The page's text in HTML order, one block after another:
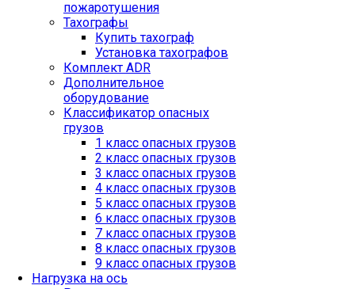
пожаротушения
Тахографы
Купить тахограф
Установка тахографов
Комплект ADR
Дополнительное
оборудование
Классификатор опасных
грузов
1 класс опасных грузов
2 класс опасных грузов
3 класс опасных грузов
4 класс опасных грузов
5 класс опасных грузов
6 класс опасных грузов
7 класс опасных грузов
8 класс опасных грузов
9 класс опасных грузов
Нагрузка на ось